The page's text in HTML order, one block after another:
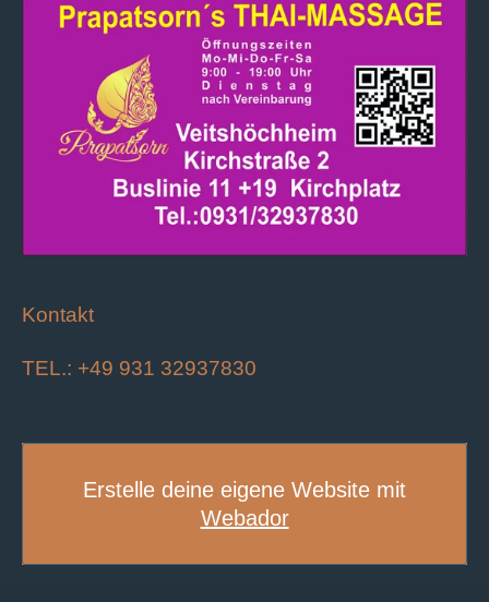
Kontakt
TEL.: +49 931 32937830
Erstelle deine eigene Website mit
Webador